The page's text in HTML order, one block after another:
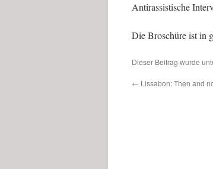
Antirassistische
Die Broschüre ist in
Dieser Beitrag wurde
← Lissabon: Then and